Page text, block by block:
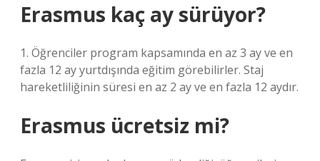
Erasmus kaç ay sürüyor?
1. Öğrenciler program kapsamında en az 3 ay ve en
fazla 12 ay yurtdışında eğitim görebilirler. Staj
hareketliliğinin süresi en az 2 ay ve en fazla 12 aydır.
Erasmus ücretsiz mi?